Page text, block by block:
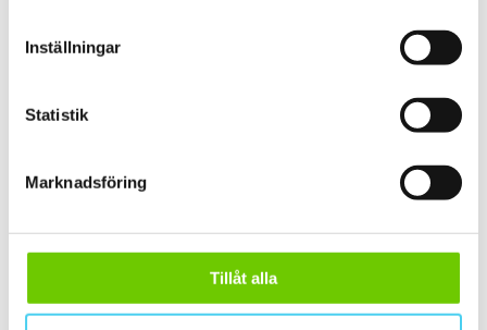
Inställningar
Statistik
Marknadsföring
Tillåt alla
ca 30x15 cm
30x20 cm(1)
ca 30x30 cm(13)
30x30 cm (13)
30x60 cm(16)